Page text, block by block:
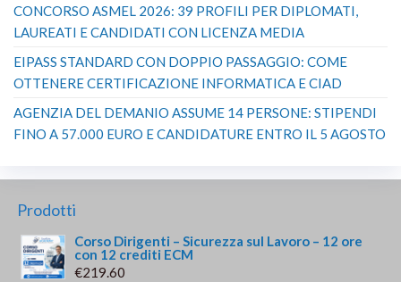
CONCORSO ASMEL 2026: 39 PROFILI PER DIPLOMATI,
LAUREATI E CANDIDATI CON LICENZA MEDIA
EIPASS STANDARD CON DOPPIO PASSAGGIO: COME
OTTENERE CERTIFICAZIONE INFORMATICA E CIAD
AGENZIA DEL DEMANIO ASSUME 14 PERSONE: STIPENDI
FINO A 57.000 EURO E CANDIDATURE ENTRO IL 5 AGOSTO
Prodotti
Corso Dirigenti – Sicurezza sul Lavoro – 12 ore
con 12 crediti ECM
€219.60